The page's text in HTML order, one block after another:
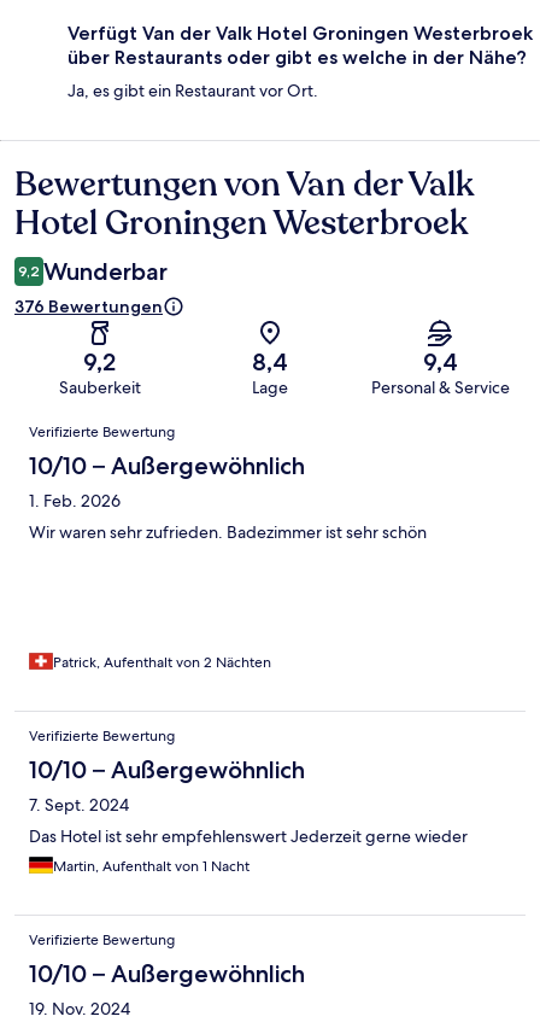
Verfügt Van der Valk Hotel Groningen Westerbroek
über Restaurants oder gibt es welche in der Nähe?
Ja, es gibt ein Restaurant vor Ort.
Bewertungen
Bewertungen von Van der Valk
Hotel Groningen Westerbroek
9,2 Wunderbar
376 Bewertungen
9,2
Sauberkeit
8,4
Lage
9,4
Personal & Service
Bewertungen
Verifizierte Bewertung
10/10 – Außergewöhnlich
1. Feb. 2026
Wir waren sehr zufrieden. Badezimmer ist sehr schön
Patrick, Aufenthalt von 2 Nächten
Verifizierte Bewertung
10/10 – Außergewöhnlich
7. Sept. 2024
Das Hotel ist sehr empfehlenswert Jederzeit gerne wieder
Martin, Aufenthalt von 1 Nacht
Verifizierte Bewertung
10/10 – Außergewöhnlich
19. Nov. 2024